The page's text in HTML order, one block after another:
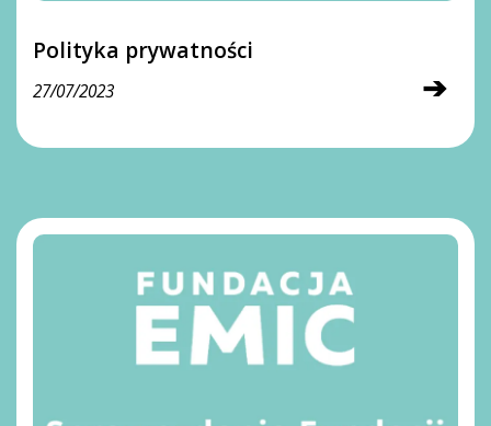
Polityka prywatności
➔
27/07/2023